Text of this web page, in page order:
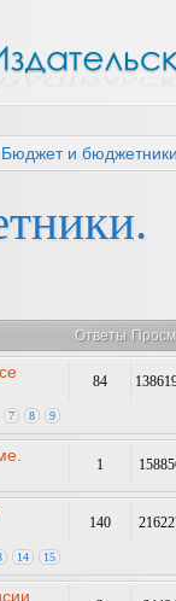
Бюджет и
Ответы
7 8 9
84
1
14 15
140